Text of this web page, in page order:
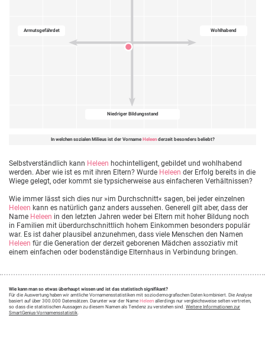
Wohlhabend
Niedriger Bildungsstand
Armutsgefährdet
In welchen sozialen Milieus ist der Vorname Heleenderzeit besonders beliebt?
Selbstverständlich kann Heleen hochintelligent, gebildet und wohlhabend
werden. Aber wie ist es mit ihren Eltern? Wurde Heleen der Erfolg bereits in die
Wiege gelegt, oder kommt sie typsicherweise aus einfacheren Verhältnissen?
Wie immer lässt sich dies nur »im Durchschnitt« sagen, bei jeder einzelnen
Heleen kann es natürlich ganz anders aussehen. Generell gilt aber, dass der
Name Heleen in den letzten Jahren weder bei Eltern mit hoher Bildung noch
in Familien mit überdurchschnittlich hohem Einkommen besonders populär
war. Es ist daher plausibel anzunehmen, dass viele Menschen den Namen
Heleen für die Generation der derzeit geborenen Mädchen assoziativ mit
einem einfachen oder bodenständige Elternhaus in Verbindung bringen.
Wie kann man so etwas überhaupt wissen und ist das statistisch signifikant?
Für die Auswertung haben wir amtliche Vornamensstatistiken mit soziodemografischen Daten kombiniert. Die Analyse
basiert auf über 300.000 Datensätzen. Darunter war der Name Heleen allerdings nur vergleichsweise selten vertreten,
so dass die statistischen Aussagen zu diesem Namen als Tendenz zu verstehen sind. Weitere Informationen zur
SmartGenius-Vornamensstatistik.